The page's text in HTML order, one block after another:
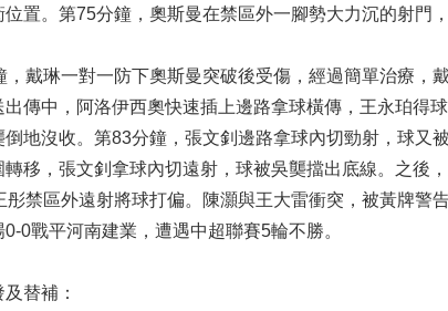
置。第75分鐘，奧斯曼在禁區外一腳勢大力沉的射門
琳一對一防下奧斯曼突破後受傷，經過簡單治療，
出傳中，阿洛伊西奧快速插上邊路拿球橫傳，王永珀得
倒地沒收。第83分鐘，張文釗邊路拿球內切勁射，球又
移，張文釗拿球內切遠射，球被吳龑擋出底線。之後，
彤禁區外遠射將球打偏。陳灝與王大雷衝突，被黃牌警
0戰平河南建業，遭遇中超聯賽5輪不勝。
替補：